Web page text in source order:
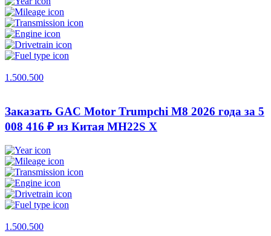
1.500.500
Заказать GAC Motor Trumpchi M8 2026 года за 5
008 416 ₽ из Китая MH22S X
1.500.500